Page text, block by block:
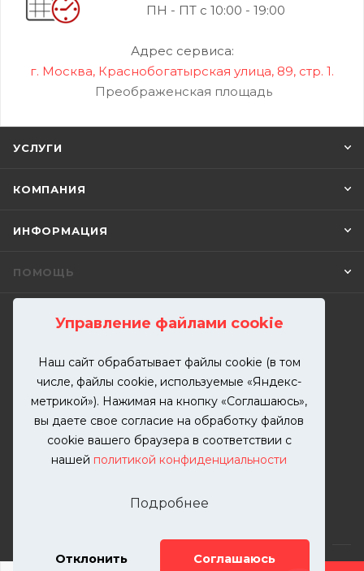
Управление файлами cookie
Наш сайт обрабатывает файлы cookie (в том
числе, файлы cookie, используемые «Яндекс-
метрикой»). Нажимая на кнопку «Соглашаюсь»,
вы даете свое согласие на обработку файлов
cookie вашего браузера в соответствии с
нашей политикой конфиденциальности
Подробнее
Отклонить Соглашаюсь
ПН - ПТ с 10:00 - 19:00
Адрес сервиса:
г. Москва, Краснобогатырская улица, 89, стр. 1.
Преображенская площадь
УСЛУГИ
КОМПАНИЯ
ИНФОРМАЦИЯ
ПОМОЩЬ
+7 (499) 302-00-57 ЗАКАЗАТЬ ЗВОНОК
zakaz@kutuzovv.ru
г. Москва, Краснобогатырская